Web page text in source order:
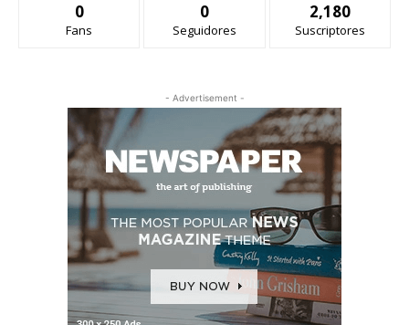
0
Fans
0
Seguidores
2,180
Suscriptores
- Advertisement -